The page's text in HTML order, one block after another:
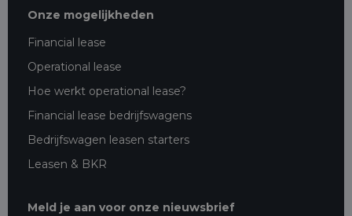
Onze mogelijkheden
Financial lease
Operational lease
Hoe werkt operational lease?
Financial lease bedrijfswagens
Bedrijfswagen leasen starters
Leasen & BKR
Meld je aan voor onze nieuwsbrief